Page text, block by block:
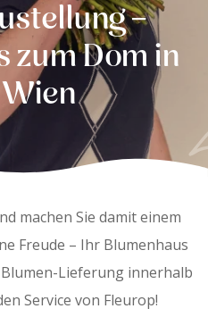
–
zum Dom in
Wien
machen Sie damit einem
Freude – Ihr Blumenhaus
Lieferung innerhalb
Service von Fleurop!